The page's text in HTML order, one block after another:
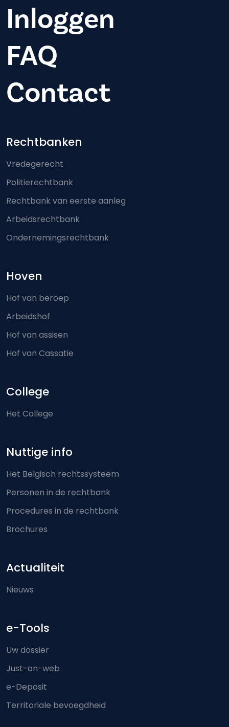
Inloggen
FAQ
Contact
Footer-menu
Rechtbanken
Vredegerecht
Politierechtbank
Rechtbank van eerste aanleg
Arbeidsrechtbank
Ondernemingsrechtbank
Hoven
Hof van beroep
Arbeidshof
Hof van assisen
Hof van Cassatie
College
Het College
Nuttige info
Het Belgisch rechtssysteem
Personen in de rechtbank
Procedures in de rechtbank
Brochures
Actualiteit
Nieuws
e-Tools
Uw dossier
Just-on-web
e-Deposit
Territoriale bevoegdheid